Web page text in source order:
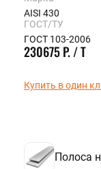
AISI 430
ГОСТ/ТУ
ГОСТ 103-2006
230675 Р. / Т
Купить в один
Полоса